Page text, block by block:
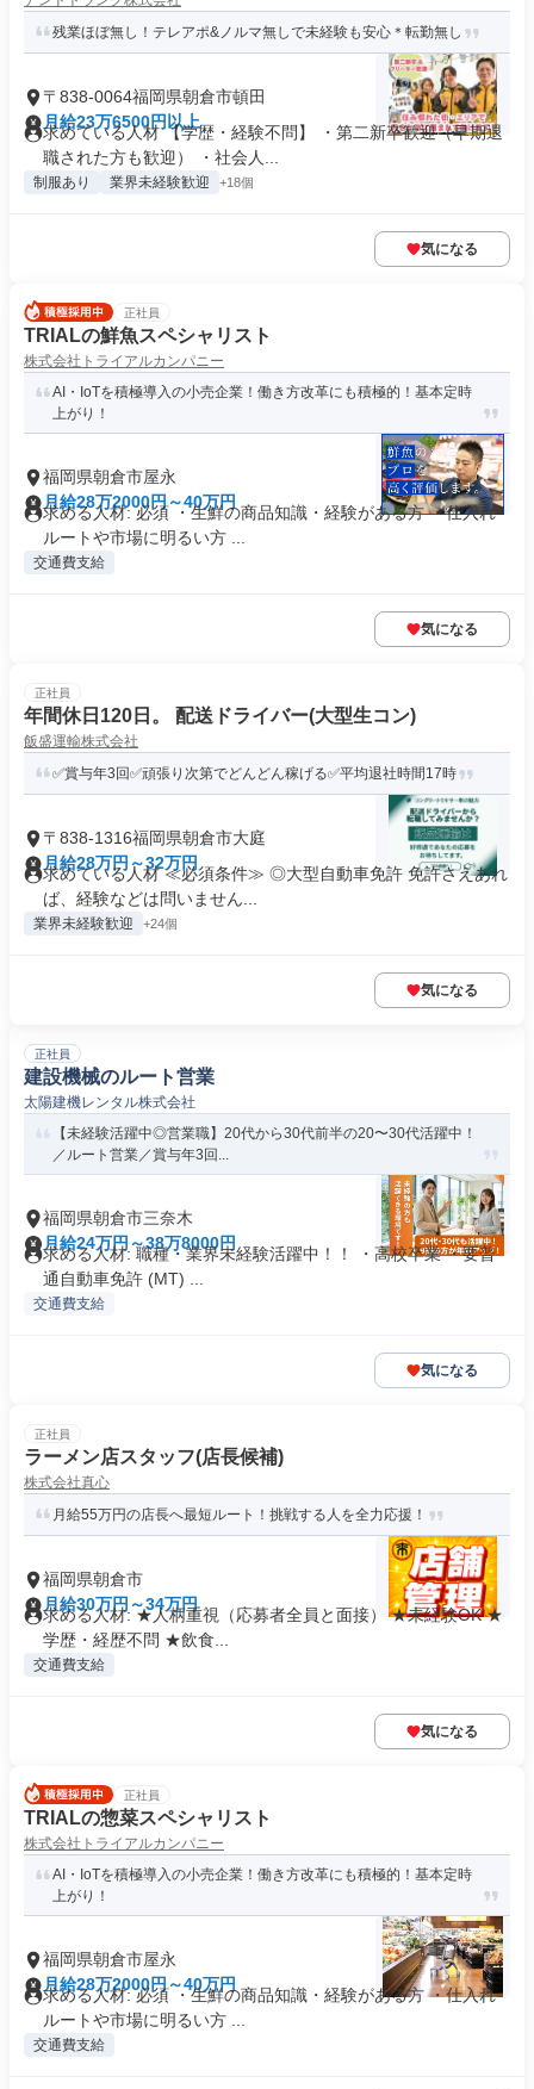
残業ほぼ無し！テレアポ&ノルマ無しで未経験も安心＊転勤無し
〒838-0064福岡県朝倉市頓田
月給23万6500円以上
求めている人材 【学歴・経験不問】 ・第二新卒歓迎（早期退
職された方も歓迎） ・社会人...
制服あり 業界未経験歓迎 +18個
気になる
正社員
TRIALの鮮魚スペシャリスト
株式会社トライアルカンパニー
AI・IoTを積極導入の小売企業！働き方改革にも積極的！基本定時
上がり！
福岡県朝倉市屋永
月給28万2000円～40万円
求める人材: 必須 ・生鮮の商品知識・経験がある方 ・仕入れ
ルートや市場に明るい方 ...
交通費支給
気になる
正社員
年間休日120日。 配送ドライバー(大型生コン)
飯盛運輸株式会社
✅賞与年3回✅頑張り次第でどんどん稼げる✅平均退社時間17時
〒838-1316福岡県朝倉市大庭
月給28万円～32万円
求めている人材 ≪必須条件≫ ◎大型自動車免許 免許さえあれ
ば、経験などは問いません...
業界未経験歓迎 +24個
気になる
正社員
建設機械のルート営業
太陽建機レンタル株式会社
【未経験活躍中◎営業職】20代から30代前半の20〜30代活躍中！
／ルート営業／賞与年3回...
福岡県朝倉市三奈木
月給24万円～38万8000円
求める人材: 職種・業界未経験活躍中！！ ・高校卒業 ・要普
通自動車免許 (MT) ...
交通費支給
気になる
正社員
ラーメン店スタッフ(店長候補)
株式会社真心
月給55万円の店長へ最短ルート！挑戦する人を全力応援！
福岡県朝倉市
月給30万円～34万円
求める人材: ★人柄重視（応募者全員と面接） ★未経験OK ★
学歴・経歴不問 ★飲食...
交通費支給
気になる
正社員
TRIALの惣菜スペシャリスト
株式会社トライアルカンパニー
AI・IoTを積極導入の小売企業！働き方改革にも積極的！基本定時
上がり！
福岡県朝倉市屋永
月給28万2000円～40万円
求める人材: 必須 ・生鮮の商品知識・経験がある方 ・仕入れ
ルートや市場に明るい方 ...
交通費支給